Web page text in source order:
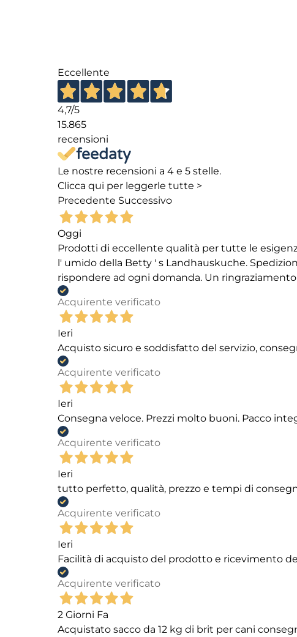
Eccellente
4,7/5
15.865
recensioni
Le nostre recensioni a 4 e 5 stelle.
Clicca qui per leggerle tutte >
Precedente Successivo
Oggi
Prodotti di eccellente qualità per tutte le
l' umido della Betty ' s Landhauskuche.
rispondere ad ogni domanda. Un
Acquirente verificato
Ieri
Acquisto sicuro e soddisfatto del servizio,
Acquirente verificato
Ieri
Consegna veloce. Prezzi molto buoni. Pacco
Acquirente verificato
Ieri
tutto perfetto, qualità, prezzo e tempi di
Acquirente verificato
Ieri
Facilità di acquisto del prodotto e ricevimento
Acquirente verificato
2 Giorni Fa
Acquistato sacco da 12 kg di brit per cani